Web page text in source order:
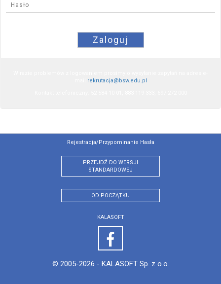
Zaloguj
rekrutacja@bsw.edu.pl
Rejestracja/przypominanie Hasła
PRZEJDŹ DO WERSJI
STANDARDOWEJ
OD POCZĄTKU
KALASOFT
© 2005-2026 - KALASOFT Sp. z o.o.